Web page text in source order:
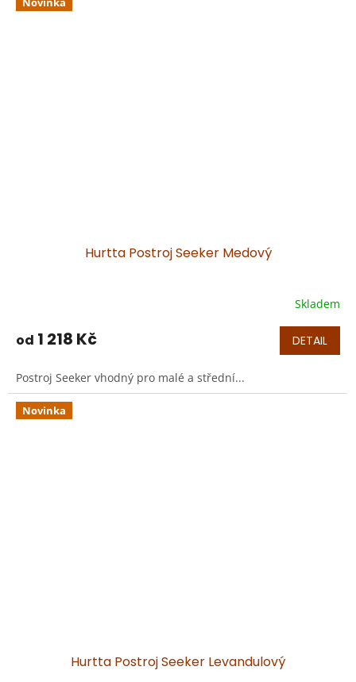
Hurtta Postroj Seeker Medový
Skladem
od 1 218 Kč DETAIL
Postroj Seeker vhodný pro malé a střední...
Novinka
Hurtta Postroj Seeker Levandulový